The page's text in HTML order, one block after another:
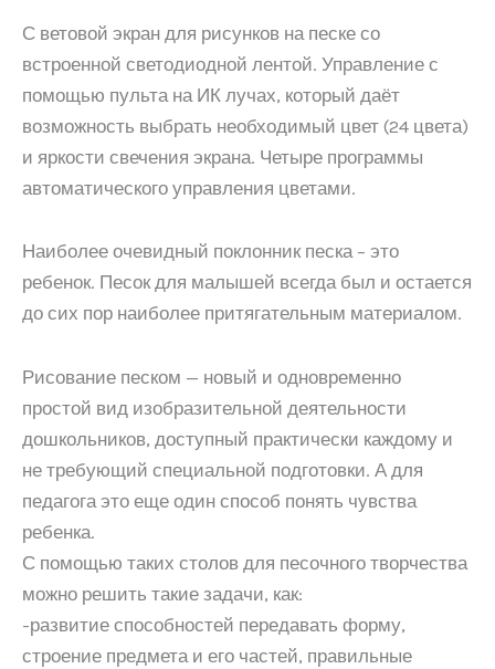
С ветовой экран для рисунков на песке со
встроенной светодиодной лентой. Управление с
помощью пульта на ИК лучах, который даёт
возможность выбрать необходимый цвет (24 цвета)
и яркости свечения экрана. Четыре программы
автоматического управления цветами.
Наиболее очевидный поклонник песка – это
ребенок. Песок для малышей всегда был и остается
до сих пор наиболее притягательным материалом.
Рисование песком — новый и одновременно
простой вид изобразительной деятельности
дошкольников, доступный практически каждому и
не требующий специальной подготовки. А для
педагога это еще один способ понять чувства
ребенка.
С помощью таких столов для песочного творчества
можно решить такие задачи, как:
-развитие способностей передавать форму,
строение предмета и его частей, правильные